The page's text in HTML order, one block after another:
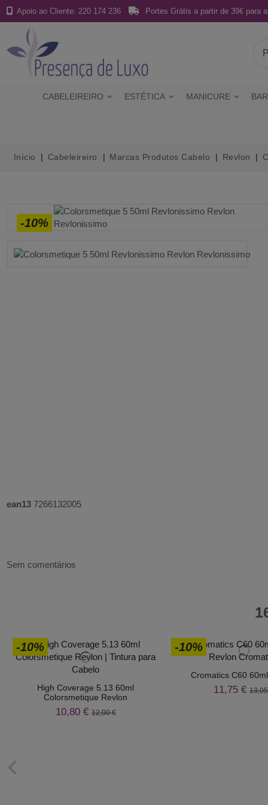
Apoio ao Cliente: 220 174 236 Portes Grátis a partir de 39€ para
CABELEIREIRO ESTÉTICA MANICURE
Início Cabeleireiro Marcas Produtos Cabelo Revlon
-10%
ean13 7266132005
Sem comentários
-10%
High Coverage 5.13 60ml
Colorsmetique Revlon
10,80 € 12,00 €
-10%
Cromatics C60
11,75 €